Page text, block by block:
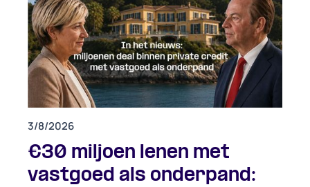
3/8/2026
€30 miljoen lenen met
vastgoed als onderpand: